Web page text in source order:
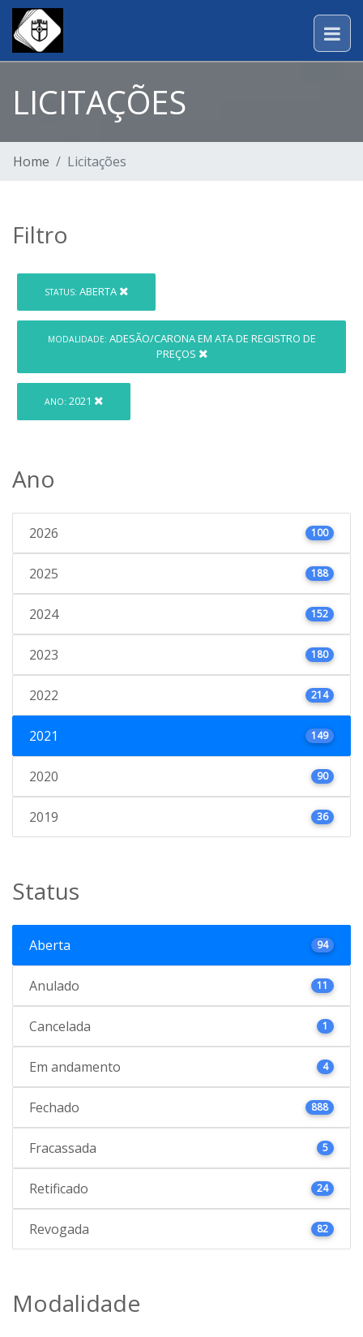
LICITAÇÕES
Home Licitações
Filtro
STATUS: ABERTA
MODALIDADE: ADESÃO/CARONA EM ATA DE REGISTRO DE
PREÇOS
ANO: 2021
Ano
2026 100
2025 188
2024 152
2023 180
2022 214
2021 149
2020 90
2019 36
Status
Aberta 94
Anulado 11
Cancelada 1
Em andamento 4
Fechado 888
Fracassada 5
Retificado 24
Revogada 82
Modalidade